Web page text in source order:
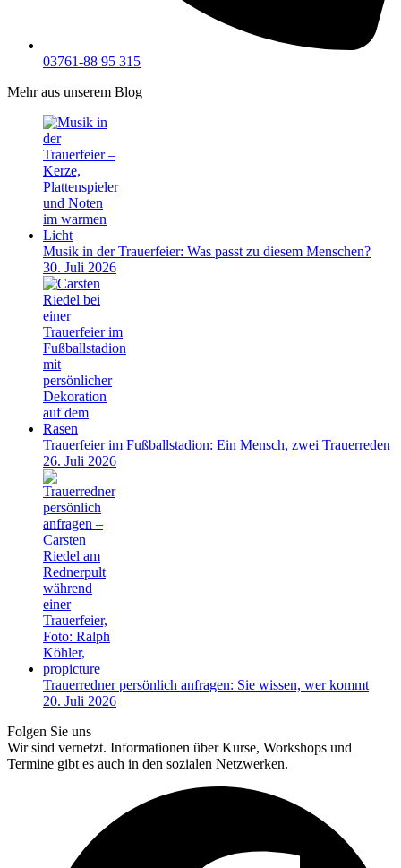
03761-88 95 315
Mehr aus unserem Blog
Musik in der Trauerfeier: Was passt zu diesem Menschen?
30. Juli 2026
Trauerfeier im Fußballstadion: Ein Mensch, zwei Trauerreden
26. Juli 2026
Trauerredner persönlich anfragen: Sie wissen, wer kommt
20. Juli 2026
Folgen Sie uns
Wir sind vernetzt. Informationen über Kurse, Workshops und
Termine gibt es auch in den sozialen Netzwerken.